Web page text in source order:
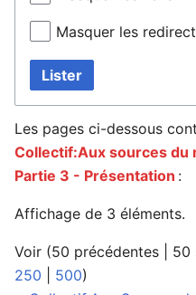
Masquer les
Lister
Les pages ci-dessous
Collectif:Aux sources du
Partie 3 - Présentation :
Affichage de 3 éléments.
Voir (50 précédentes 50
250
500)